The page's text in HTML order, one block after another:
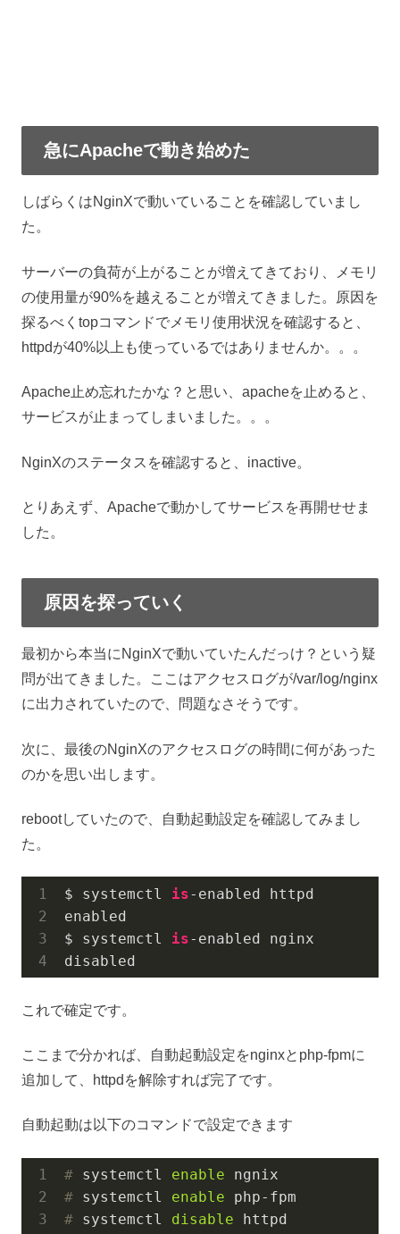
急にApacheで動き始めた
しばらくはNginXで動いていることを確認していまし
た。
サーバーの負荷が上がることが増えてきており、メモリ
の使用量が90%を越えることが増えてきました。原因を
探るべくtopコマンドでメモリ使用状況を確認すると、
httpdが40%以上も使っているではありませんか。。。
Apache止め忘れたかな？と思い、apacheを止めると、
サービスが止まってしまいました。。。
NginXのステータスを確認すると、inactive。
とりあえず、Apacheで動かしてサービスを再開せせま
した。
原因を探っていく
最初から本当にNginXで動いていたんだっけ？という疑
問が出てきました。ここはアクセスログが/var/log/nginx
に出力されていたので、問題なさそうです。
次に、最後のNginXのアクセスログの時間に何があった
のかを思い出します。
rebootしていたので、自動起動設定を確認してみまし
た。
$ systemctl is-enabled httpd
enabled
$ systemctl is-enabled nginx
disabled
これで確定です。
ここまで分かれば、自動起動設定をnginxとphp-fpmに
追加して、httpdを解除すれば完了です。
自動起動は以下のコマンドで設定できます
# systemctl enable ngnix
# systemctl enable php-fpm
# systemctl disable httpd